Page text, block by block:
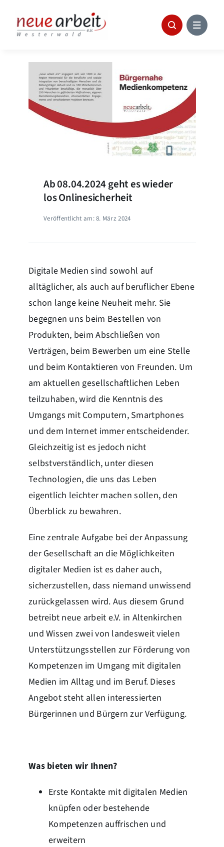
content
Ab 08.04.2024 geht es wieder
los Onlinesicherheit
Veröffentlicht am: 8. März 2024
Digitale Medien sind sowohl auf
alltäglicher, als auch auf beruflicher Ebene
schon lange keine Neuheit mehr. Sie
begegnen uns beim Bestellen von
Produkten, beim Abschließen von
Verträgen, beim Bewerben um eine Stelle
und beim Kontaktieren von Freunden. Um
am aktuellen gesellschaftlichen Leben
teilzuhaben, wird die Kenntnis des
Umgangs mit Computern, Smartphones
und dem Internet immer entscheidender.
Gleichzeitig ist es jedoch nicht
selbstverständlich, unter diesen
Technologien, die uns das Leben
eigentlich leichter machen sollen, den
Überblick zu bewahren.
Eine zentrale Aufgabe bei der Anpassung
der Gesellschaft an die Möglichkeiten
digitaler Medien ist es daher auch,
sicherzustellen, dass niemand unwissend
zurückgelassen wird. Aus diesem Grund
betreibt neue arbeit e.V. in Altenkirchen
und Wissen zwei von landesweit vielen
Unterstützungsstellen zur Förderung von
Kompetenzen im Umgang mit digitalen
Medien im Alltag und im Beruf. Dieses
Angebot steht allen interessierten
Bürgerinnen und Bürgern zur Verfügung.
Was bieten wir Ihnen?
Erste Kontakte mit digitalen Medien
knüpfen oder bestehende
Kompetenzen auffrischen und
erweitern